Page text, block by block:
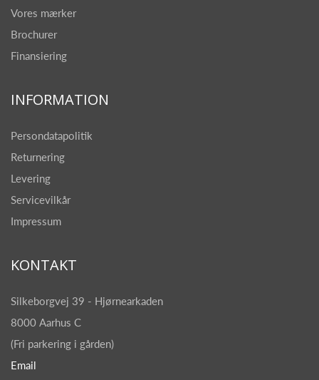
Vores mærker
Brochurer
Finansiering
INFORMATION
Persondatapolitik
Returnering
Levering
Servicevilkår
Impressum
KONTAKT
Silkeborgvej 39 - Hjørnearkaden
8000 Aarhus C
(Fri parkering i gården)
Email